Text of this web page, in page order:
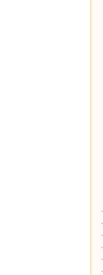
·
·
·
·
·
·